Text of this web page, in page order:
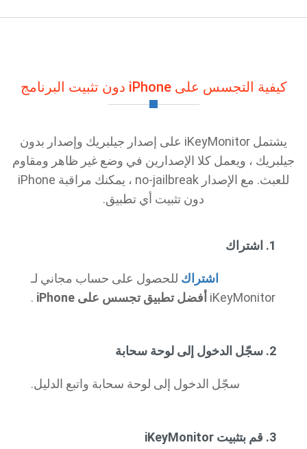
كيفية التجسس على iPhone دون تثبيت البرنامج
يشتمل iKeyMonitor على إصدار جيلبريك وإصدار بدون
جيلبريك ، ويعمل كلا الإصدارين في وضع غير ظاهر ومقاوم
للعبث. مع الإصدار no-jailbreak ، يمكنك مراقبة iPhone
دون تثبيت أي تطبيق.
1. اشتراك
اشتراك للحصول على حساب مجاني لـ
iKeyMonitor أفضل تطبيق تجسس على iPhone .
2. سجّل الدخول إلى لوحة سحابة
سجّل الدخول إلى لوحة سحابة واتبع الدليل.
3. قم بتثبيت iKeyMonitor